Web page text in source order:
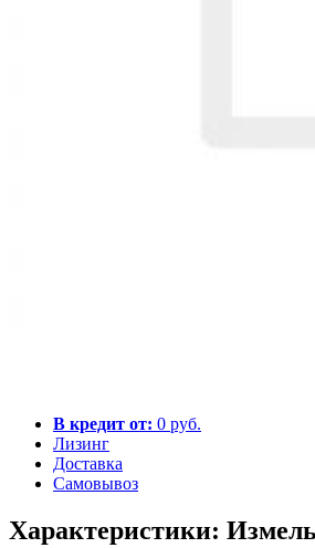
В кредит от: 0 руб.
Лизинг
Доставка
Самовывоз
Характеристики: